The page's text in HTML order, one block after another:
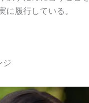
に履行している。
ジ